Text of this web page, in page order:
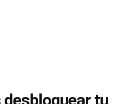
desbloquear tu